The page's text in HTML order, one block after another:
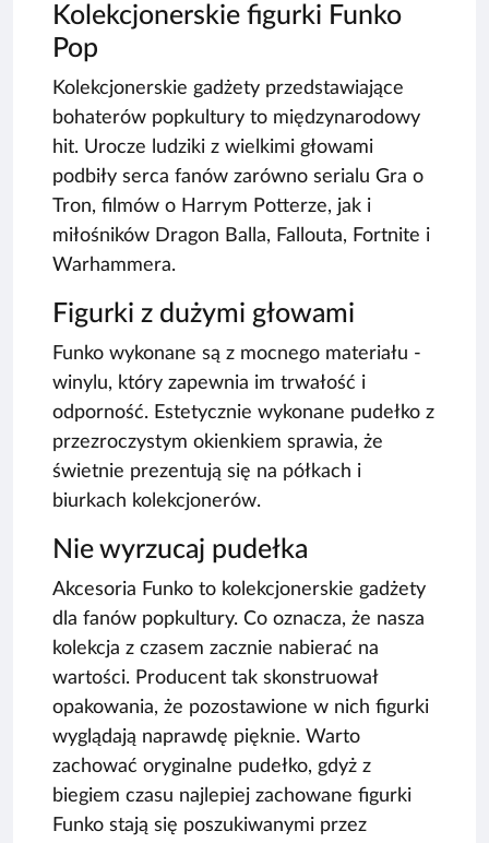
Kolekcjonerskie figurki Funko
Pop
Kolekcjonerskie gadżety przedstawiające
bohaterów popkultury to międzynarodowy
hit. Urocze ludziki z wielkimi głowami
podbiły serca fanów zarówno serialu Gra o
Tron, filmów o Harrym Potterze, jak i
miłośników Dragon Balla, Fallouta, Fortnite i
Warhammera.
Figurki z dużymi głowami
Funko wykonane są z mocnego materiału -
winylu, który zapewnia im trwałość i
odporność. Estetycznie wykonane pudełko z
przezroczystym okienkiem sprawia, że
świetnie prezentują się na półkach i
biurkach kolekcjonerów.
Nie wyrzucaj pudełka
Akcesoria Funko to kolekcjonerskie gadżety
dla fanów popkultury. Co oznacza, że nasza
kolekcja z czasem zacznie nabierać na
wartości. Producent tak skonstruował
opakowania, że pozostawione w nich figurki
wyglądają naprawdę pięknie. Warto
zachować oryginalne pudełko, gdyż z
biegiem czasu najlepiej zachowane figurki
Funko stają się poszukiwanymi przez